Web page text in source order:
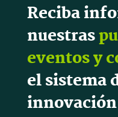
Reciba
nuestras
eventos y
el sistema